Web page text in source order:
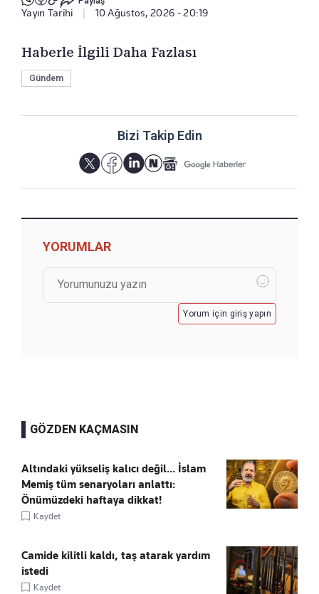
Yayın Tarihi 10 Ağustos, 2026 - 20:19
Haberle İlgili Daha Fazlası
Gündem
Bizi Takip Edin
YORUMLAR
Yorum için giriş yapın
GÖZDEN KAÇMASIN
Altındaki yükseliş kalıcı değil... İslam
Memiş tüm senaryoları anlattı:
Önümüzdeki haftaya dikkat!
Kaydet
Camide kilitli kaldı, taş atarak yardım
istedi
Kaydet